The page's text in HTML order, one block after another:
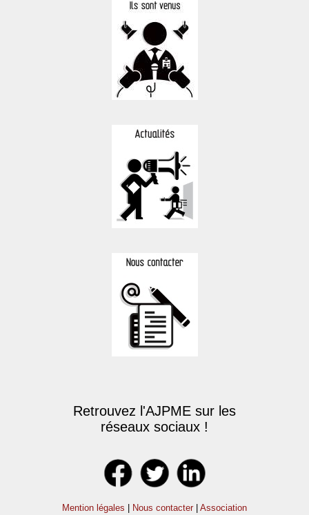
Retrouvez l'AJPME sur les
réseaux sociaux !
Mention légales Nous contacter Association